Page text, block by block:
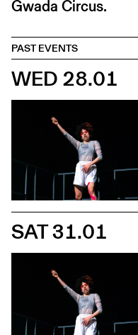
Gwada Circus.
PAST EVENTS
WED 28.01
SAT 31.01